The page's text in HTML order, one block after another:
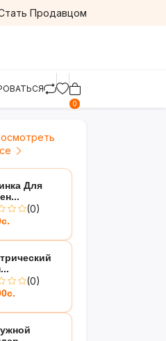
Продавцом
0
Для
(0)
(0)